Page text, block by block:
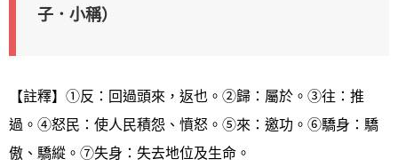
子．小稱）
【註釋】①反：回過頭來，返也。②歸：屬於。③往：推
過。④怒民：使人民積怨、憤怒。⑤來：邀功。⑥驕身：驕
傲、驕縱。⑦失身：失去地位及生命。